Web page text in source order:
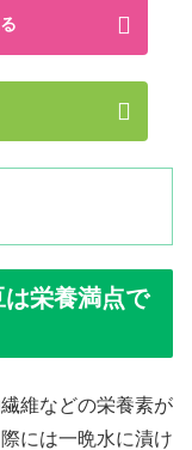
栄養満点で
維などの栄養素が
には一晩水に漬け